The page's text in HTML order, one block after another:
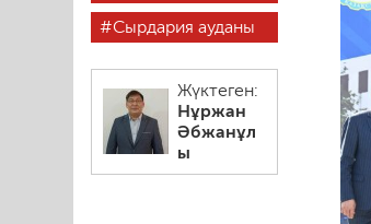
Сырдария ауданы
Жүктеген:
Нұржан
Әбжанұл
ы